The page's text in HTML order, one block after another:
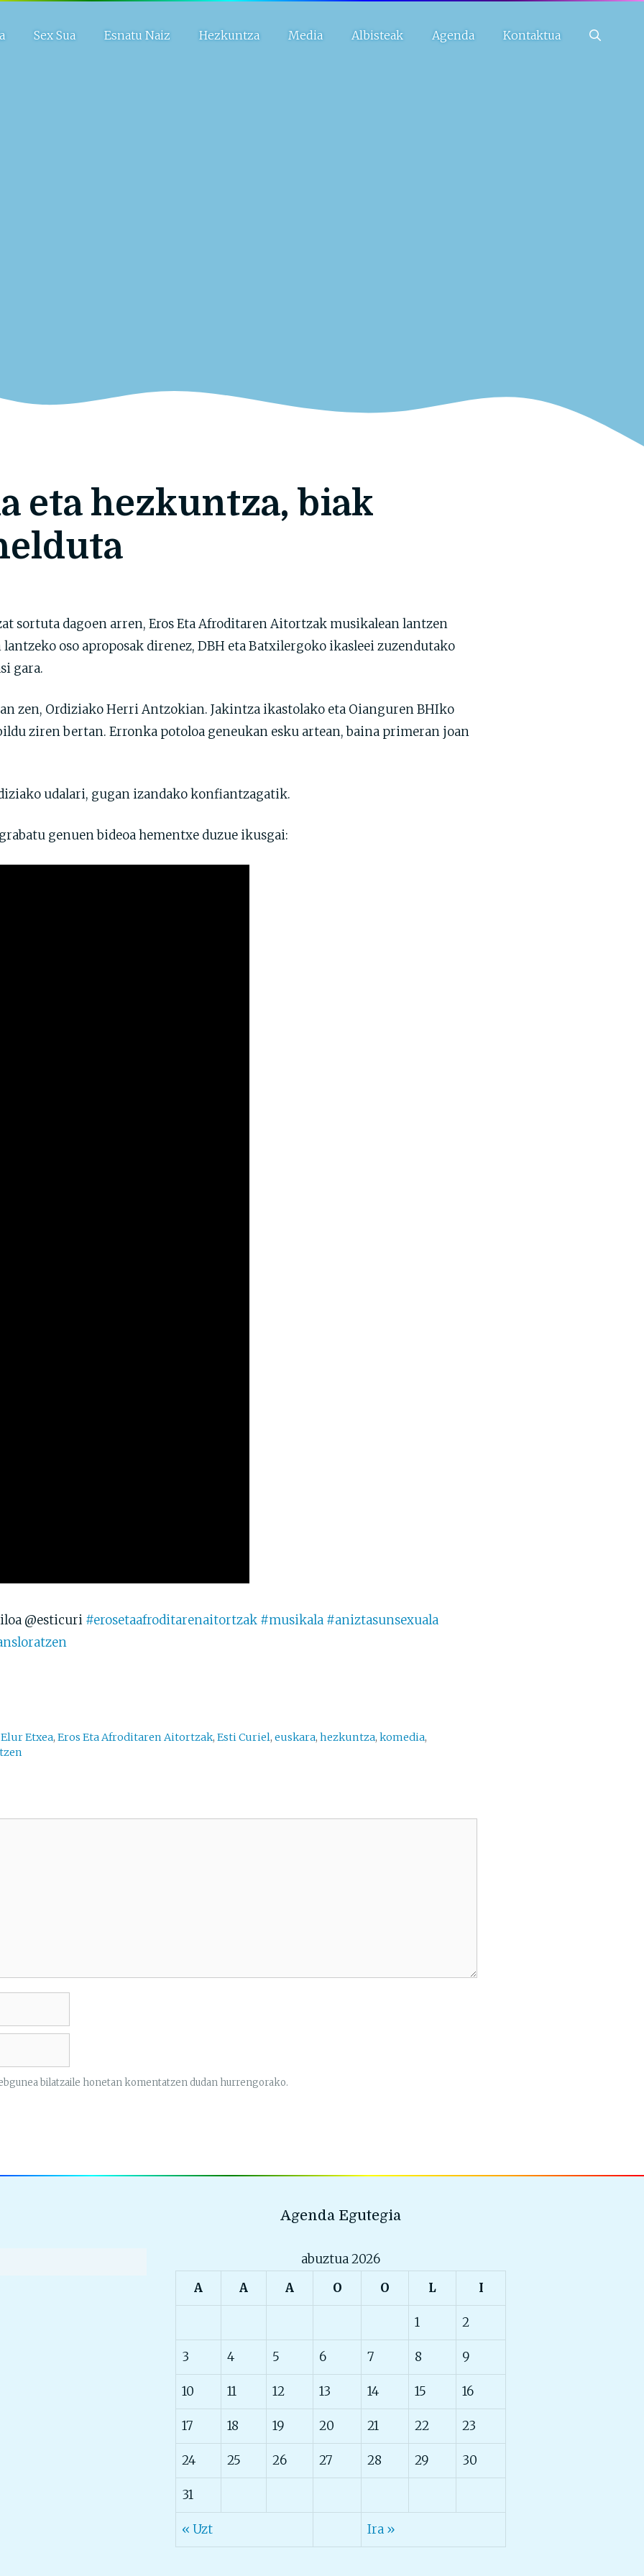
Sex Sua Esnatu Naiz Hezkuntza Media Albisteak Agenda Kontaktua
eta hezkuntza, biak
sortuta dagoen arren, Eros Eta Afroditaren Aitortzak musikalean lantzen
oso aproposak direnez, DBH eta Batxilergoko ikasleei zuzendutako
gara.
zen, Ordiziako Herri Antzokian. Jakintza ikastolako eta Oianguren BHIko
ziren bertan. Erronka potoloa geneukan esku artean, baina primeran joan
udalari, gugan izandako konfiantzagatik.
genuen bideoa hementxe duzue ikusgai:
@esticuri #erosetaafroditarenaitortzak #musikala #aniztasunsexuala
Elur Etxea,Eros Eta Afroditaren Aitortzak,Esti Curiel,euskara,hezkuntza,komedia,
bilatzaile honetan komentatzen dudan hurrengorako.
Agenda Egutegia
abuztua 2026
A
A A O O L I
1 2
3 4 5 6 7 8 9
10 11 12 13 14 15 16
17 18 19 20 21 22 23
24 25 26 27 28 29 30
31
« Uzt Ira »